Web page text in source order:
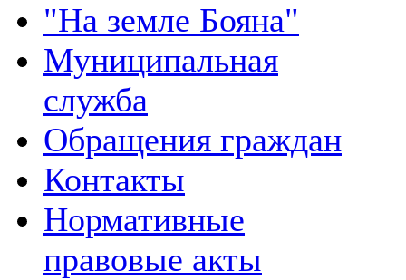
"На земле Бояна"
Муниципальная
служба
Обращения граждан
Контакты
Нормативные
правовые акты